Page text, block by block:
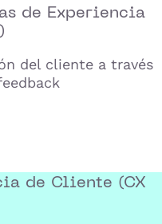
de Experiencia
del cliente a través
de Cliente (CX